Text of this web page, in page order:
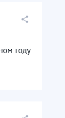
году